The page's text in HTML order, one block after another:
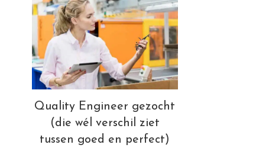
Quality Engineer gezocht
(die wél verschil ziet tussen
goed en perfect)
Quality Engineer gezocht
(die wél verschil ziet
tussen goed en perfect)